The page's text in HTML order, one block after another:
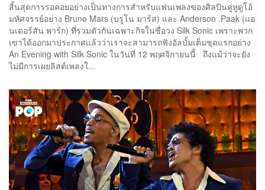
สิ้นสุดการรอคอยอย่างเป็นทางการสำหรับแฟนเพลงของศิลปินคู่หูดูโอ้
มหัศจรรย์อย่าง Bruno Mars (บรูโน มาร์ส) และ Anderson .Paak (แอ
นเดอร์สัน พาร์ก) ที่รวมตัวกันเฉพาะกิจในชื่อวง Silk Sonic เพราะพวก
เขาได้ออกมาประกาศแล้วว่าเราจะสามารถฟังอัลบั้มเต็มชุดแรกอย่าง
An Evening with Silk Sonic ในวันที่ 12 พฤศจิกายนนี้ ถึงแม้ว่าจะยัง
ไม่มีการเผยลิสต์เพลงใ...